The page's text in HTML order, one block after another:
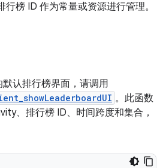
榜 ID 作为常量或资源进行管理。
认排行榜界面，请调用
。此函数
、排行榜 ID、时间跨度和集合，